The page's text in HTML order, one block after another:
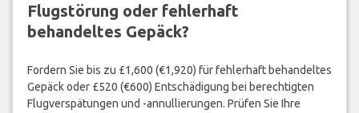
Flugstörung oder fehlerhaft
behandeltes Gepäck?
Fordern Sie bis zu £1,600 (€1,920) für fehlerhaft behandeltes
Gepäck oder £520 (€600) Entschädigung bei berechtigten
Flugverspätungen und -annullierungen. Prüfen Sie Ihre